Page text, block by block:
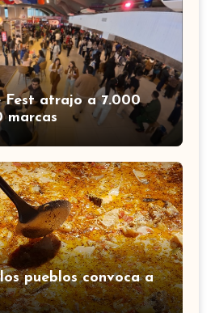
Fest atrajo a 7.000
marcas
pueblos convoca a